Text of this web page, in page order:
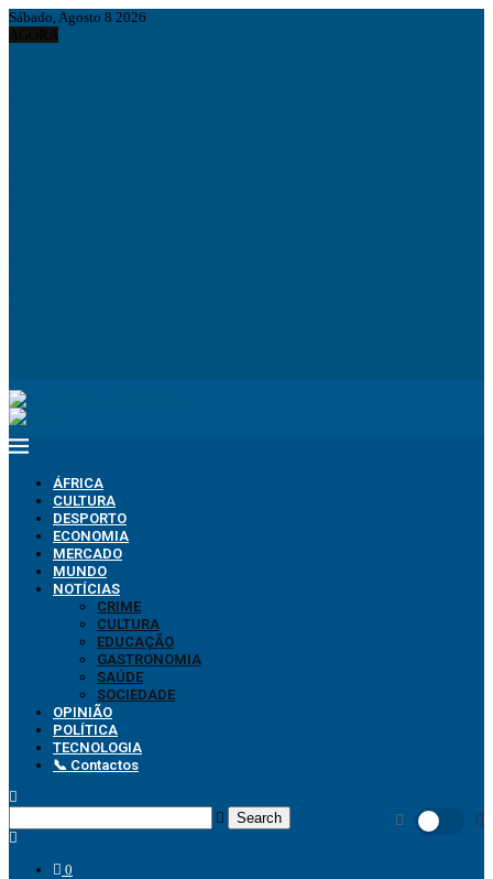
Sábado, Agosto 8 2026
ÁFRICA
CULTURA
DESPORTO
ECONOMIA
MERCADO
MUNDO
NOTÍCIAS
CRIME
CULTURA
EDUCAÇÃO
GASTRONOMIA
SAÚDE
SOCIEDADE
OPINIÃO
POLÍTICA
TECNOLOGIA
📞 Contactos
Search
0